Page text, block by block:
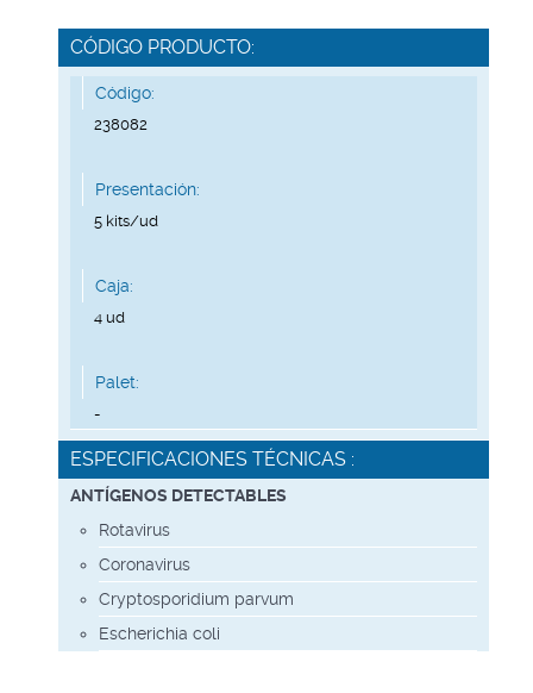
CÓDIGO PRODUCTO:
Código:
238082
Presentación:
5 kits/ud
Caja:
4 ud
Palet:
-
ESPECIFICACIONES TÉCNICAS :
ANTÍGENOS DETECTABLES
Rotavirus
Coronavirus
Cryptosporidium parvum
Escherichia coli